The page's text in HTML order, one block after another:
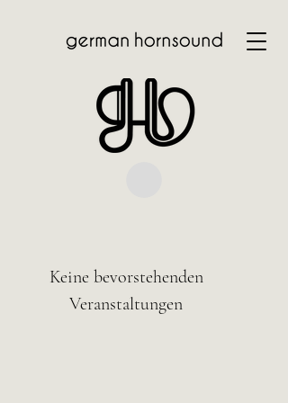
Keine bevorstehenden
Veranstaltungen